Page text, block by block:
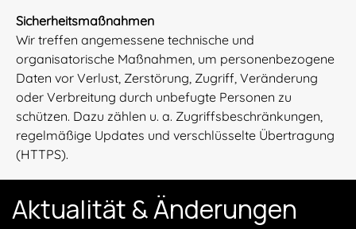
Sicherheitsmaßnahmen
Wir treffen angemessene technische und
organisatorische Maßnahmen, um personenbezogene
Daten vor Verlust, Zerstörung, Zugriff, Veränderung
oder Verbreitung durch unbefugte Personen zu
schützen. Dazu zählen u. a. Zugriffsbeschränkungen,
regelmäßige Updates und verschlüsselte Übertragung
(HTTPS).
Aktualität & Änderungen